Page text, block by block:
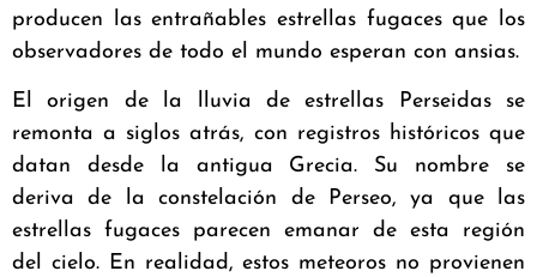
producen las entrañables estrellas fugaces que los
observadores de todo el mundo esperan con ansias.
El origen de la lluvia de estrellas Perseidas se
remonta a siglos atrás, con registros históricos que
datan desde la antigua Grecia. Su nombre se
deriva de la constelación de Perseo, ya que las
estrellas fugaces parecen emanar de esta región
del cielo. En realidad, estos meteoros no provienen